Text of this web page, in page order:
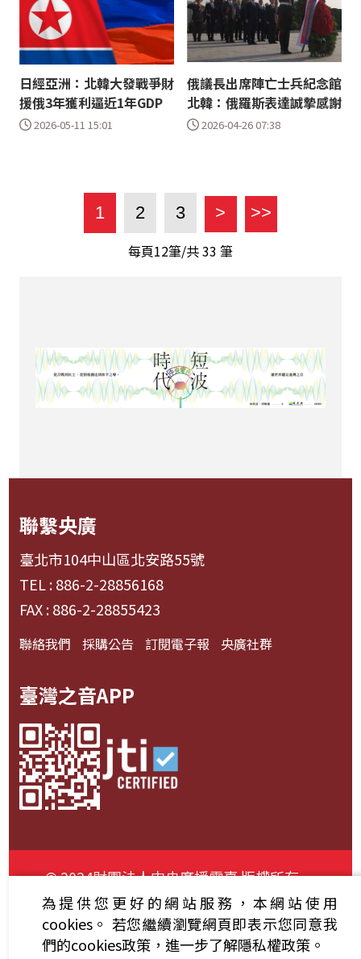
日經亞洲：北韓大發戰爭財
援俄3年獲利逼近1年GDP
2026-05-11 15:01
俄議長出席陣亡士兵紀念館
北韓：俄羅斯表達誠摯感謝
2026-04-26 07:38
1 2 3 > >>
每頁12筆/共33 筆
聯繫央廣
臺北市104中山區北安路55號
TEL : 886-2-28856168
FAX : 886-2-28855423
聯絡我們 採購公告 訂閱電子報 央廣社群
臺灣之音APP
© 2024財團法人中央廣播電臺 版權所有
資通安全政策聲明
服務條款 隱私權條款
為提供您更好的網站服務，本網站使用
cookies。 若您繼續瀏覽網頁即表示您同意我
們的cookies政策，進一步了解隱私權政策。